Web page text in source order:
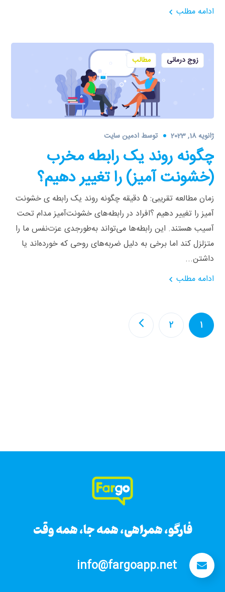
ادامه مطلب
زوج درمانی مطالب
ژانویه 18, 2023 توسطادمین سایت
چگونه روند یک رابطه مخرب
(خشونت آمیز) را تغییر دهیم؟
زمان مطالعه تقریبی: 5 دقیقه چگونه روند یک رابطه ی خشونت
آمیز را تغییر دهیم ؟افراد در رابطه‌های خشونت‌آمیز مدام تحت
آسیب هستند. این رابطه‌ها می‌تواند به‌طورجدی عزت‌نفس ما را
متزلزل کند اما برخی به دلیل ضربه‌های روحی که خورده‌اند یا
داشتن...
ادامه مطلب
1
2
فارگو، همراهی، همه جا، همه وقت
info@fargoapp.net